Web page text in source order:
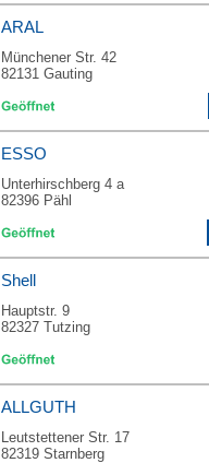
ARAL
Münchener Str. 42
82131 Gauting
ESSO
Unterhirschberg 4 a
82396 Pähl
Shell
Hauptstr. 9
82327 Tutzing
ALLGUTH
Leutstettener Str. 17
82319 Starnberg